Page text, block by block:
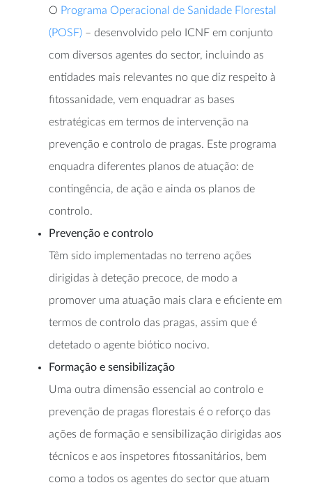
O Programa Operacional de Sanidade Florestal
(POSF) – desenvolvido pelo ICNF em conjunto
com diversos agentes do sector, incluindo as
entidades mais relevantes no que diz respeito à
fitossanidade, vem enquadrar as bases
estratégicas em termos de intervenção na
prevenção e controlo de pragas. Este programa
enquadra diferentes planos de atuação: de
contingência, de ação e ainda os planos de
controlo.
Prevenção e controlo
Têm sido implementadas no terreno ações
dirigidas à deteção precoce, de modo a
promover uma atuação mais clara e eficiente em
termos de controlo das pragas, assim que é
detetado o agente biótico nocivo.
Formação e sensibilização
Uma outra dimensão essencial ao controlo e
prevenção de pragas florestais é o reforço das
ações de formação e sensibilização dirigidas aos
técnicos e aos inspetores fitossanitários, bem
como a todos os agentes do sector que atuam